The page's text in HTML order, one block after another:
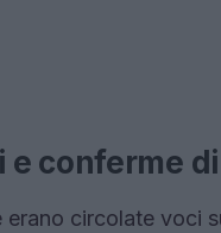
e conferme
erano circolate voci